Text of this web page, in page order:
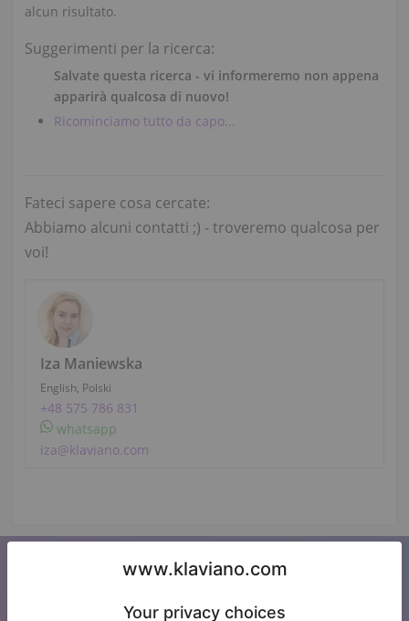
alcun risultato.
Suggerimenti per la ricerca:
Salvate questa ricerca - vi informeremo non appena
apparirà qualcosa di nuovo!
Ricominciamo tutto da capo...
Fateci sapere cosa cercate:
Abbiamo alcuni contatti ;) - troveremo qualcosa per
voi!
Iza Maniewska
English, Polski
+48 575 786 831
whatsapp
iza@klaviano.com
Iscriviti alla nostra newsletter